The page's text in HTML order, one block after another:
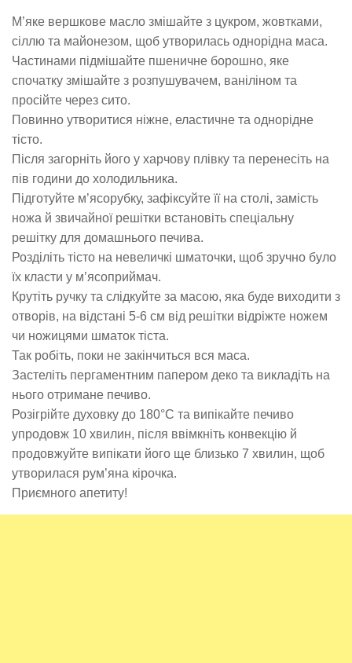
М’яке вершкове масло змішайте з цукром, жовтками,
сіллю та майонезом, щоб утворилась однорідна маса.
Частинами підмішайте пшеничне борошно, яке
спочатку змішайте з розпушувачем, ваніліном та
просійте через сито.
Повинно утворитися ніжне, еластичне та однорідне
тісто.
Після загорніть його у харчову плівку та перенесіть на
пів години до холодильника.
Підготуйте м’ясорубку, зафіксуйте її на столі, замість
ножа й звичайної решітки встановіть спеціальну
решітку для домашнього печива.
Розділіть тісто на невеличкі шматочки, щоб зручно було
їх класти у м’ясоприймач.
Крутіть ручку та слідкуйте за масою, яка буде виходити з
отворів, на відстані 5-6 см від решітки відріжте ножем
чи ножицями шматок тіста.
Так робіть, поки не закінчиться вся маса.
Застеліть пергаментним папером деко та викладіть на
нього отримане печиво.
Розігрійте духовку до 180°С та випікайте печиво
упродовж 10 хвилин, після ввімкніть конвекцію й
продовжуйте випікати його ще близько 7 хвилин, щоб
утворилася рум’яна кірочка.
Приємного апетиту!